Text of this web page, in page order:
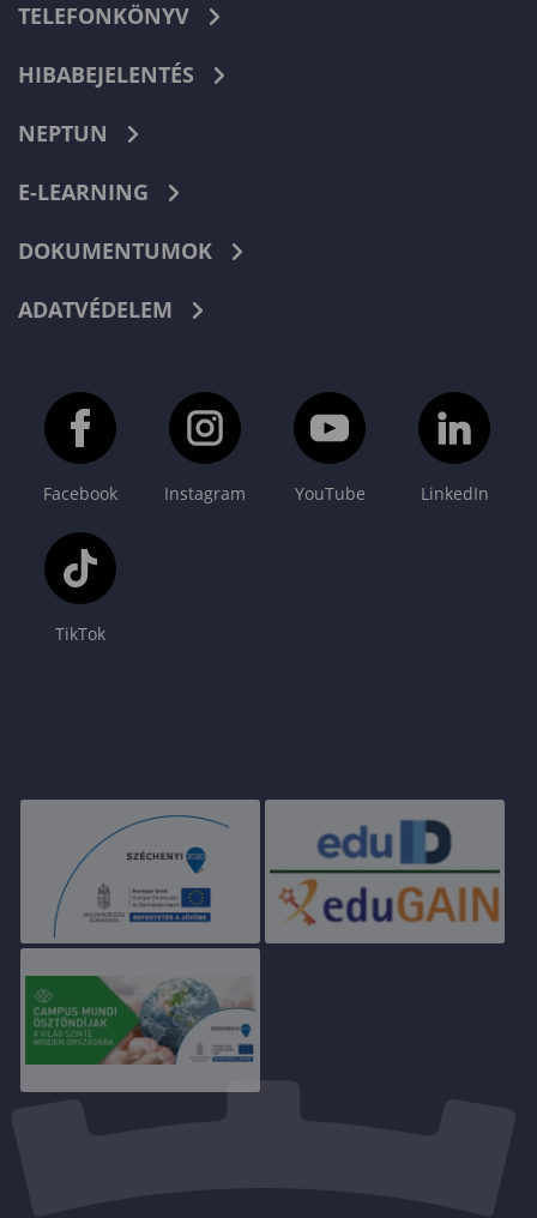
TELEFONKÖNYV
HIBABEJELENTÉS
NEPTUN
E-LEARNING
DOKUMENTUMOK
ADATVÉDELEM
Facebook Instagram YouTube LinkedIn
TikTok